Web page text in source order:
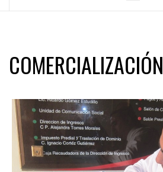
COMERCIALIZACIÓN